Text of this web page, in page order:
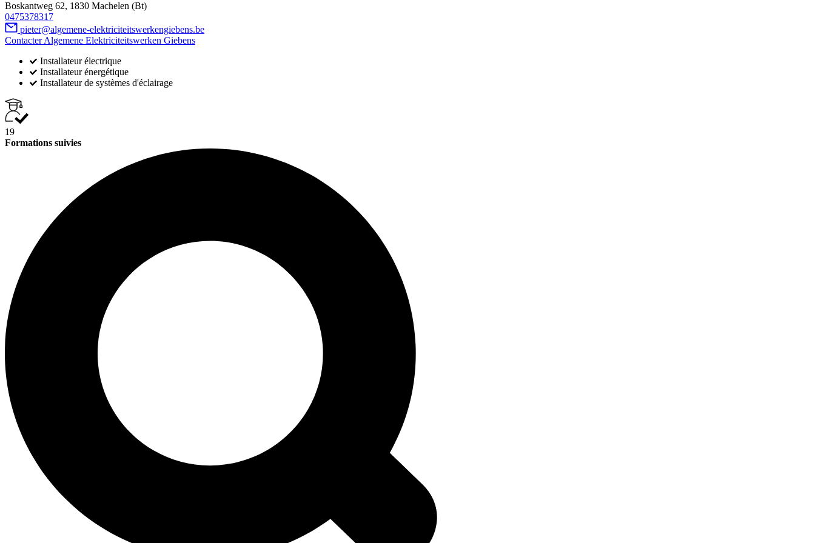
Boskantweg 62, 1830 Machelen (Bt)
0475378317
pieter@algemene-elektriciteitswerkengiebens.be
Contacter Algemene Elektriciteitswerken Giebens
Installateur électrique
Installateur énergétique
Installateur de systèmes d'éclairage
19
Formations suivies